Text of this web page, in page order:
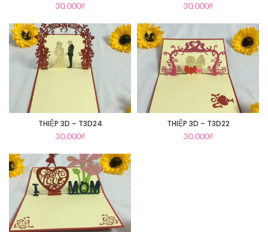
30.000₫
30.000₫
THIỆP 3D – T3D24
30.000₫
THIỆP 3D – T3D22
30.000₫